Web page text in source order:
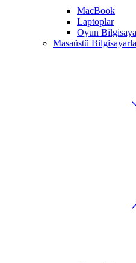
MacBook
Laptoplar
Oyun
Masaüstü